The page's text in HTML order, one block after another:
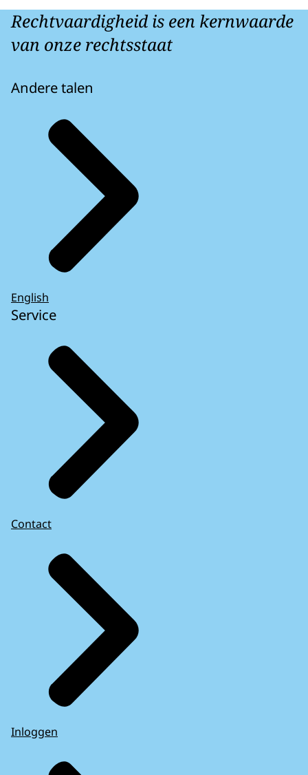
Rechtvaardigheid is een kernwaarde
van onze rechtsstaat
Andere talen
English
Service
Contact
Inloggen